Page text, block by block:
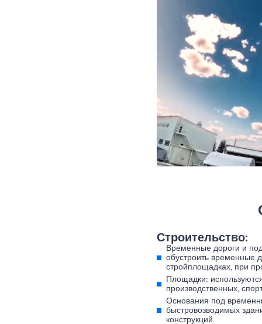
Строительство:
Временные дороги и
обустроить временные
стройплощадках, при
Площадки:
производственных,
Основания под
быстровозводимых
конструкций.